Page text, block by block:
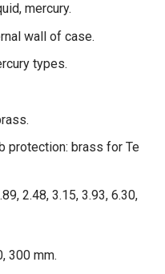
mercury.
wall of case.
types.
protection: brass for Te
2.48, 3.15, 3.93, 6.30,
300 mm.